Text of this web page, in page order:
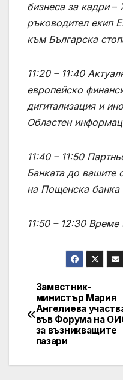
бизнеса за кадри–
ръководител екип
към Българска
11:20 – 11:40
европейско
дигитализация и
Областен
11:40 – 11:50
Банката до вашите
на Пощенска банка
11:50 – 12:30 Време
Post
navigation
Заместник-
министър Мария
Ангелиева
във Форума на
за възникващите
пазари